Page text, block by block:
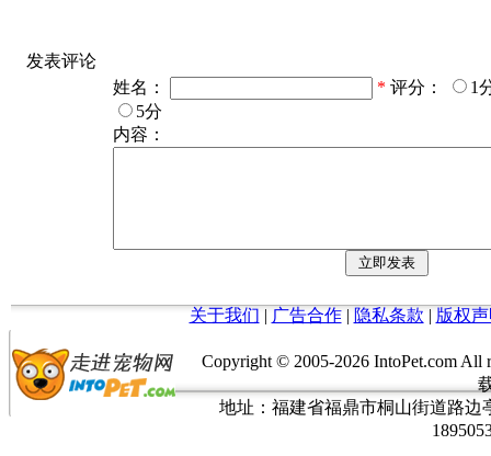
发表评论
姓名：
* 评分：
1
5分
内容：
关于我们 | 广告合作| 隐私条款 | 版权
Copyright © 2005-2026 IntoPet.com
地址：福建省福鼎市桐山街道路边